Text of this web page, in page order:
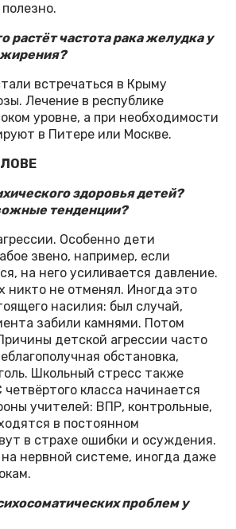
растёт частота рака желудка у
встречаться в Крыму
Лечение в республике
уровне, а при необходимости
в Питере или Москве.
здоровья детей?
тенденции?
Особенно дети
звено, например, если
на него усиливается давление.
никто не отменял. Иногда это
насилия: был случай,
забили камнями. Потом
детской агрессии часто
обстановка,
Школьный стресс также
класса начинается
учителей: ВПР, контрольные,
в постоянном
в страхе ошибки и осуждения.
нервной системе, иногда даже
проблем у